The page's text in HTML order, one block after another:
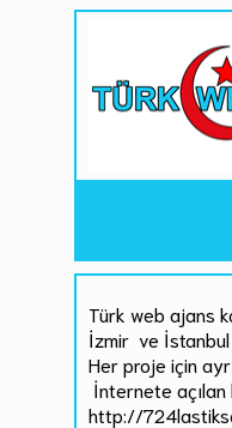
Türk web ajans
İzmir ve İstanbul
Her proje için
İnternete açılan
http://